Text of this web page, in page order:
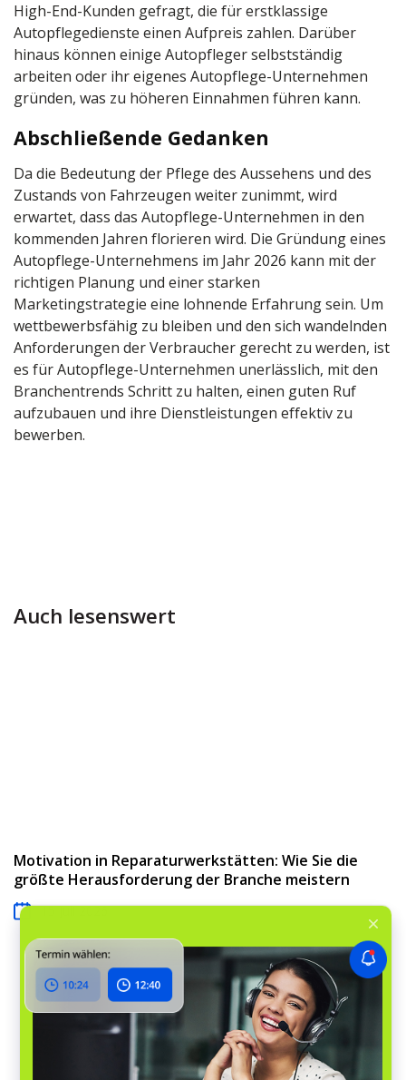
High-End-Kunden gefragt, die für erstklassige
Autopflegedienste einen Aufpreis zahlen. Darüber
hinaus können einige Autopfleger selbstständig
arbeiten oder ihr eigenes Autopflege-Unternehmen
gründen, was zu höheren Einnahmen führen kann.
Abschließende Gedanken
Da die Bedeutung der Pflege des Aussehens und des
Zustands von Fahrzeugen weiter zunimmt, wird
erwartet, dass das Autopflege-Unternehmen in den
kommenden Jahren florieren wird. Die Gründung eines
Autopflege-Unternehmens im Jahr 2026 kann mit der
richtigen Planung und einer starken
Marketingstrategie eine lohnende Erfahrung sein. Um
wettbewerbsfähig zu bleiben und den sich wandelnden
Anforderungen der Verbraucher gerecht zu werden, ist
es für Autopflege-Unternehmen unerlässlich, mit den
Branchentrends Schritt zu halten, einen guten Ruf
aufzubauen und ihre Dienstleistungen effektiv zu
bewerben.
Auch lesenswert
Motivation in Reparaturwerkstätten: Wie Sie die
größte Herausforderung der Branche meistern
15 Juli 2026